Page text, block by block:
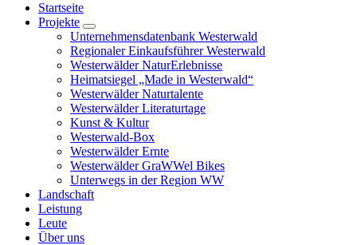
Startseite
Projekte
Unternehmensdatenbank Westerwald
Regionaler Einkaufsführer Westerwald
Westerwälder NaturErlebnisse
Heimatsiegel „Made in Westerwald“
Westerwälder Naturtalente
Westerwälder Literaturtage
Kunst & Kultur
Westerwald-Box
Westerwälder Ernte
Westerwälder GraWWel Bikes
Unterwegs in der Region WW
Landschaft
Leistung
Leute
Über uns